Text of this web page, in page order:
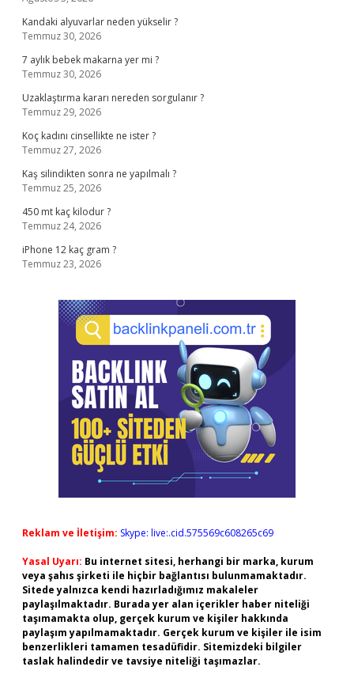
Kandaki alyuvarlar neden yükselir ?
Temmuz 30, 2026
7 aylık bebek makarna yer mi ?
Temmuz 30, 2026
Uzaklaştırma kararı nereden sorgulanır ?
Temmuz 29, 2026
Koç kadını cinsellikte ne ister ?
Temmuz 27, 2026
Kaş silindikten sonra ne yapılmalı ?
Temmuz 25, 2026
450 mt kaç kilodur ?
Temmuz 24, 2026
iPhone 12 kaç gram ?
Temmuz 23, 2026
Reklam ve İletişim: Skype: live:.cid.575569c608265c69
Yasal Uyarı: Bu internet sitesi, herhangi bir marka, kurum
veya şahıs şirketi ile hiçbir bağlantısı bulunmamaktadır.
Sitede yalnızca kendi hazırladığımız makaleler
paylaşılmaktadır. Burada yer alan içerikler haber niteliği
taşımamakta olup, gerçek kurum ve kişiler hakkında
paylaşım yapılmamaktadır. Gerçek kurum ve kişiler ile isim
benzerlikleri tamamen tesadüfidir. Sitemizdeki bilgiler
taslak halindedir ve tavsiye niteliği taşımazlar.